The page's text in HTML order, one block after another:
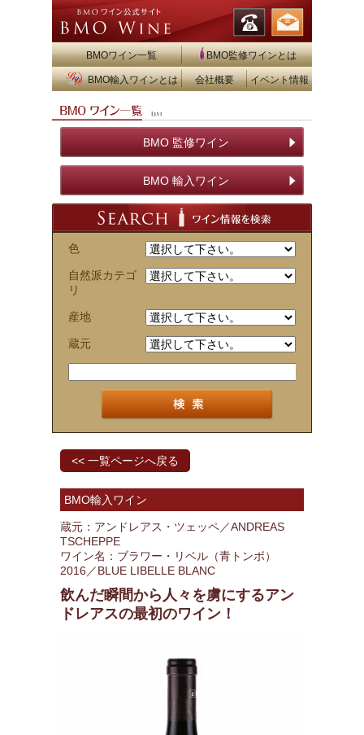
BMOワイン一覧 BMO監修ワインとは
BMO輸入ワインとは 会社概要 イベント情報
BMO 監修ワイン
BMO 輸入ワイン
色
自然派カテゴ
リ
産地
蔵元
<< 一覧ページへ戻る
BMO輸入ワイン
蔵元：アンドレアス・ツェッペ／ANDREAS
TSCHEPPE
ワイン名：ブラワー・リベル（青トンボ）
2016／BLUE LIBELLE BLANC
飲んだ瞬間から人々を虜にするアン
ドレアスの最初のワイン！